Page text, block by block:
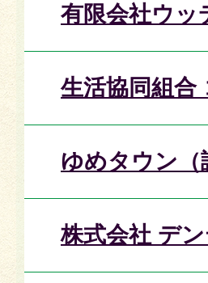
有限会社ウッ
生活協同組合
ゆめタウン（
株式会社 デ